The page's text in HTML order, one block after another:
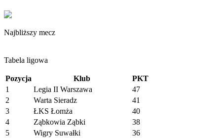
Najbliższy mecz
Tabela ligowa
Pozycja Klub
PKT
1
Legia II Warszawa
47
2
Warta Sieradz
41
3
ŁKS Łomża
40
4
Ząbkowia Ząbki
38
5
Wigry Suwałki
36